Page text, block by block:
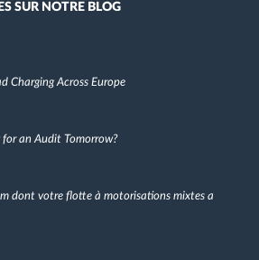
SUR NOTRE BLOG
Charging Across Europe
for an Audit Tomorrow?
dont votre flotte à motorisations mixtes a